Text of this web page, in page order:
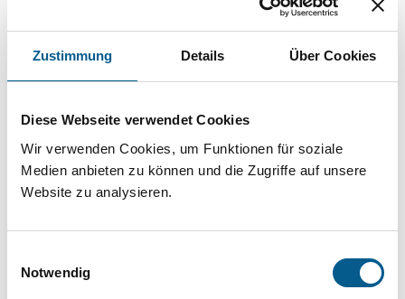
Zustimmung Details Über Cookies
Diese Webseite verwendet Cookies
Wir verwenden Cookies, um Funktionen für soziale
Medien anbieten zu können und die Zugriffe auf unsere
Website zu analysieren.
Notwendig
Sie suchen finanzielle Unterstützung für ein
Projekt oder ein Vorhaben? Hier können Sie
direkt über unsere Fördermitteldatenbank und
Stiftungsdatenbank recherchieren. Bei der
Suche bitte die Groß- und Kleinschreibung
beachten.
können durch die Wahl von Bereichen oder